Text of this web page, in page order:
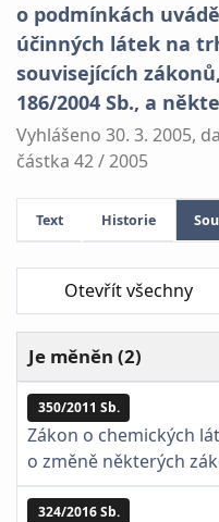
o podmínkách
účinných látek na
souvisejících
186/2004 Sb., a
Vyhlášeno 30. 3. 2005,
částka 42 / 2005
Text Historie
Otevřít všechny
Je měněn (2)
350/2011 Sb.
Zákon o chemických
o změně některých
324/2016 Sb.